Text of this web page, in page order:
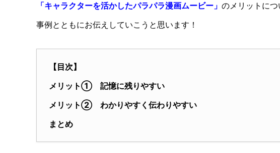
「キャラクターを活かしたパラパラ漫画ムービー」 のメリットにつ
事例とともにお伝えしていこうと思います！
【目次】
メリット① 記憶に残りやすい
メリット② わかりやすく伝わりやすい
まとめ